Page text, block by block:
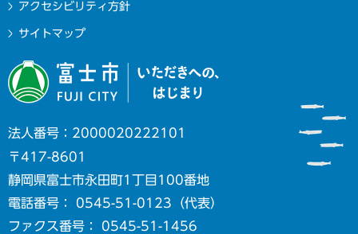
アクセシビリティ方針
サイトマップ
法人番号：2000020222101
〒417-8601
静岡県富士市永田町1丁目100番地
電話番号： 0545-51-0123（代表）
ファクス番号： 0545-51-1456